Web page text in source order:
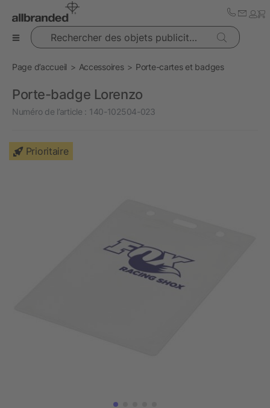
Rechercher des objets publicitaires
Page d’accueil Accessoires Porte-cartes et badges
Porte-badge Lorenzo
Numéro de l’article : 140-102504-023
Prioritaire